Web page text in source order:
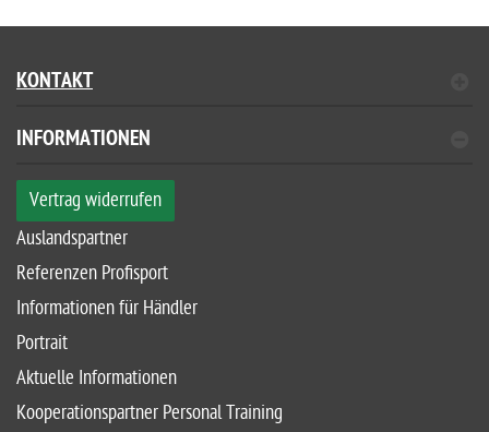
KONTAKT
INFORMATIONEN
Vertrag widerrufen
Auslandspartner
Referenzen Profisport
Informationen für Händler
Portrait
Aktuelle Informationen
Kooperationspartner Personal Training